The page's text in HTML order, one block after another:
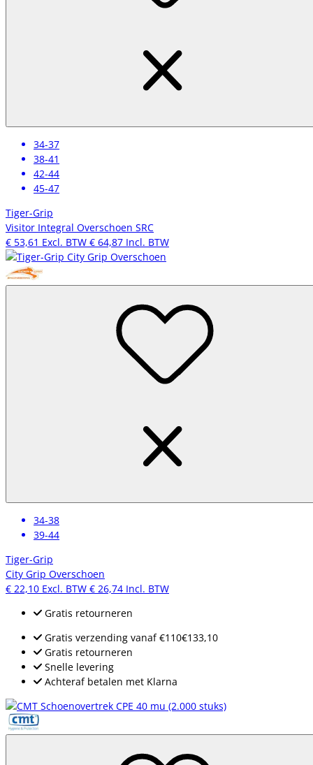
34-37
38-41
42-44
45-47
Tiger-Grip
Visitor Integral Overschoen SRC
€ 53,61 Excl. BTW € 64,87 Incl. BTW
34-38
39-44
Tiger-Grip
City Grip Overschoen
€ 22,10 Excl. BTW € 26,74 Incl. BTW
Gratis retourneren
Gratis verzending vanaf€110€133,10
Gratis retourneren
Snelle levering
Achteraf betalen met Klarna